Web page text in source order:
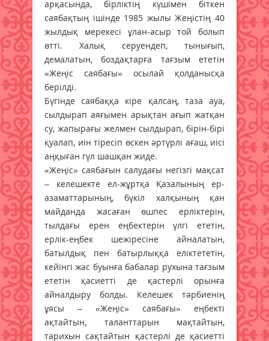
арқасында, бірліктің күшімен біткен
саябақтың ішінде 1985 жылы Жеңістің 40
жылдық мерекесі ұлан-асыр той болып
өтті. Халық серуендеп, тынығып,
демалатын, боздақтарға тағзым ететін
«Жеңіс саябағы» осылай қолданысқа
берілді.
Бүгінде саябаққа кіре қалсаң, таза ауа,
сылдырап аяғымен арықтан ағып жатқан
су, жапырағы желмен сылдырап, бірін-бірі
қуалап, иін тіресіп өскен әртүрлі ағаш, иісі
аңқыған гүл шашқан жиде.
«Жеңіс» саябағын салудағы негізгі мақсат
– келешекте ел-жұртқа Қазалының ер-
азаматтарының, бүкіл халқының қан
майданда жасаған өшпес ерліктерін,
тылдағы ерен еңбектерін үлгі ететін,
ерлік-еңбек шежіресіне айналатын,
батылдық пен батырлыққа еліктететін,
кейінгі жас буынға бабалар рухына тағзым
ететін қасиетті де қастерлі орынға
айналдыру болды. Келешек тәрбиенің
ұясы – «Жеңіс» саябағы» еңбекті
ақтайтын, таланттарын мақтайтын,
тарихын сақтайтын қастерлі де қасиетті